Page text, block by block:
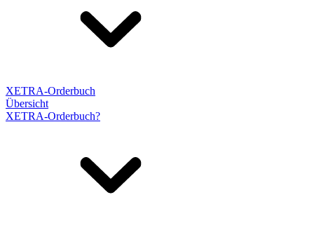
XETRA-Orderbuch
Übersicht
XETRA-Orderbuch?